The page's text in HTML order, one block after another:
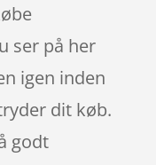
ser på her
igen inden
dit køb.
godt